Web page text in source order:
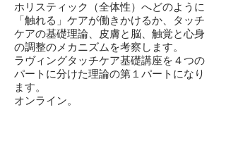
​ホリスティック（全体性）へどのように
「触れる」ケアが働きかけるか、タッチ
ケアの基礎理論、皮膚と脳、触覚と心身
の調整のメカニズムを考察します。
ラヴィングタッチケア基礎講座を４つの
パートに分けた理論の第１パートになり
ます。
オンライン。